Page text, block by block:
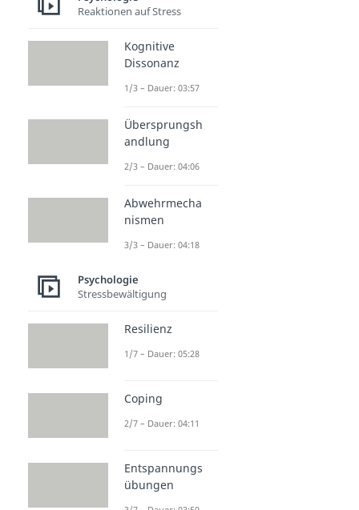
Reaktionen auf Stress
Kognitive
Dissonanz
1/3 – Dauer: 03:57
Übersprungsh
andlung
2/3 – Dauer: 04:06
Abwehrmecha
nismen
3/3 – Dauer: 04:18
Psychologie
Stressbewältigung
Resilienz
1/7 – Dauer: 05:28
Coping
2/7 – Dauer: 04:11
Entspannungs
übungen